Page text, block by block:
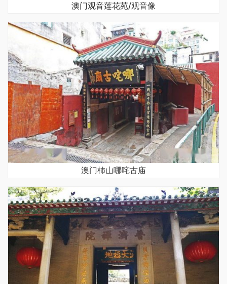
澳门观音莲花苑/观音像
澳门柿山哪咤古庙